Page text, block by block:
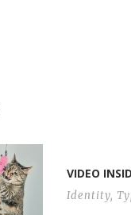
VIDEO
Identity,